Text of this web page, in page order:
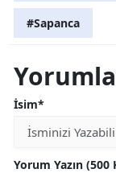
#Sapanca
İsim*
Yorum Yazın